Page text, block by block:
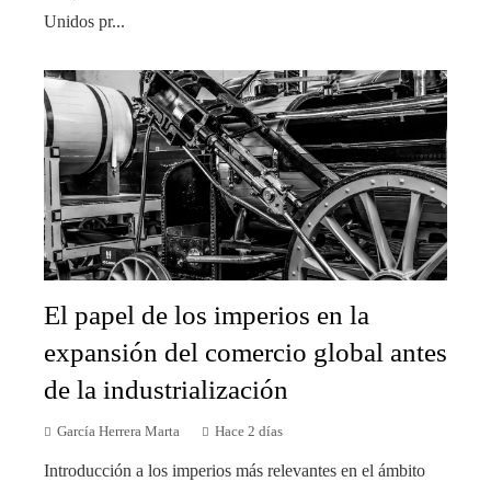
Unidos pr...
El papel de los imperios en la
expansión del comercio global antes
de la industrialización
García Herrera Marta Hace 2 días
Introducción a los imperios más relevantes en el ámbito